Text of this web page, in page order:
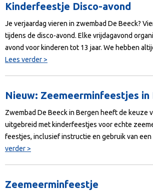
Kinderfeestje Disco-avond
Je verjaardag vieren in zwembad De Beeck?
tijdens de disco-avond. Elke vrijdagavond
avond voor kinderen tot 13 jaar. We hebben
Lees verder >
Nieuw: Zeemeerminfeestjes in
Zwembad De Beeck in Bergen heeft de keuze
uitgebreid met kinderfeestjes voor echte
feestjes, inclusief instructie en gebruik van een
verder >
Zeemeerminfeestje